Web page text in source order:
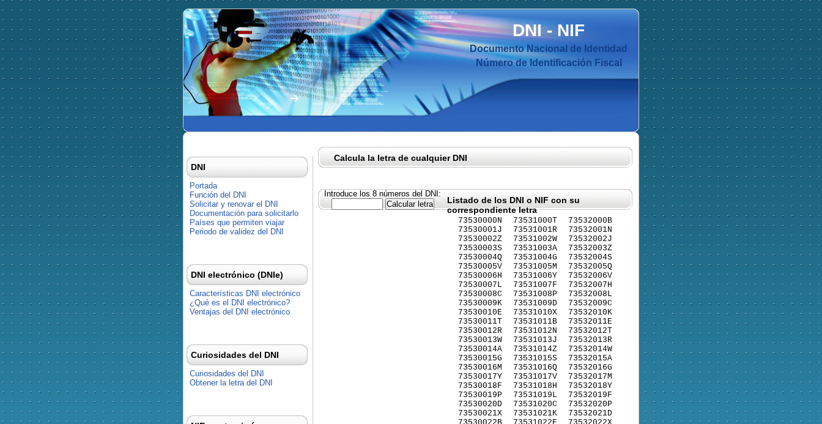
DNI-NIF
Documento Nacional de Identidad
Número de Identificación Fiscal
Calcula la letra de cualquier DNI
Introduce los 8 números del DNI:
Listado de los DNI o NIF con su
correspondiente letra
73530000N
73530001J
73530002Z
73530003S
73530004Q
73530005V
73530006H
73530007L
73530008C
73530009K
73530010E
73530011T
73530012R
73530013W
73530014A
73530015G
73530016M
73530017Y
73530018F
73530019P
73530020D
73530021X
73531000T
73531001R
73531002W
73531003A
73531004G
73531005M
73531006Y
73531007F
73531008P
73531009D
73531010X
73531011B
73531012N
73531013J
73531014Z
73531015S
73531016Q
73531017V
73531018H
73531019L
73531020C
73531021K
73532000B
73532001N
73532002J
73532003Z
73532004S
73532005Q
73532006V
73532007H
73532008L
73532009C
73532010K
73532011E
73532012T
73532013R
73532014W
73532015A
73532016G
73532017M
73532018Y
73532019F
73532020P
73532021D
DNI
Portada
Función del DNI
Solicitar y renovar el DNI
Documentación para solicitarlo
Países que permiten viajar
Periodo de validez del DNI
DNI electrónico (DNIe)
Características DNI electrónico
¿Qué es el DNI electrónico?
Ventajas del DNI electrónico
Curiosidades del DNI
Curiosidades del DNI
Obtener la letra del DNI